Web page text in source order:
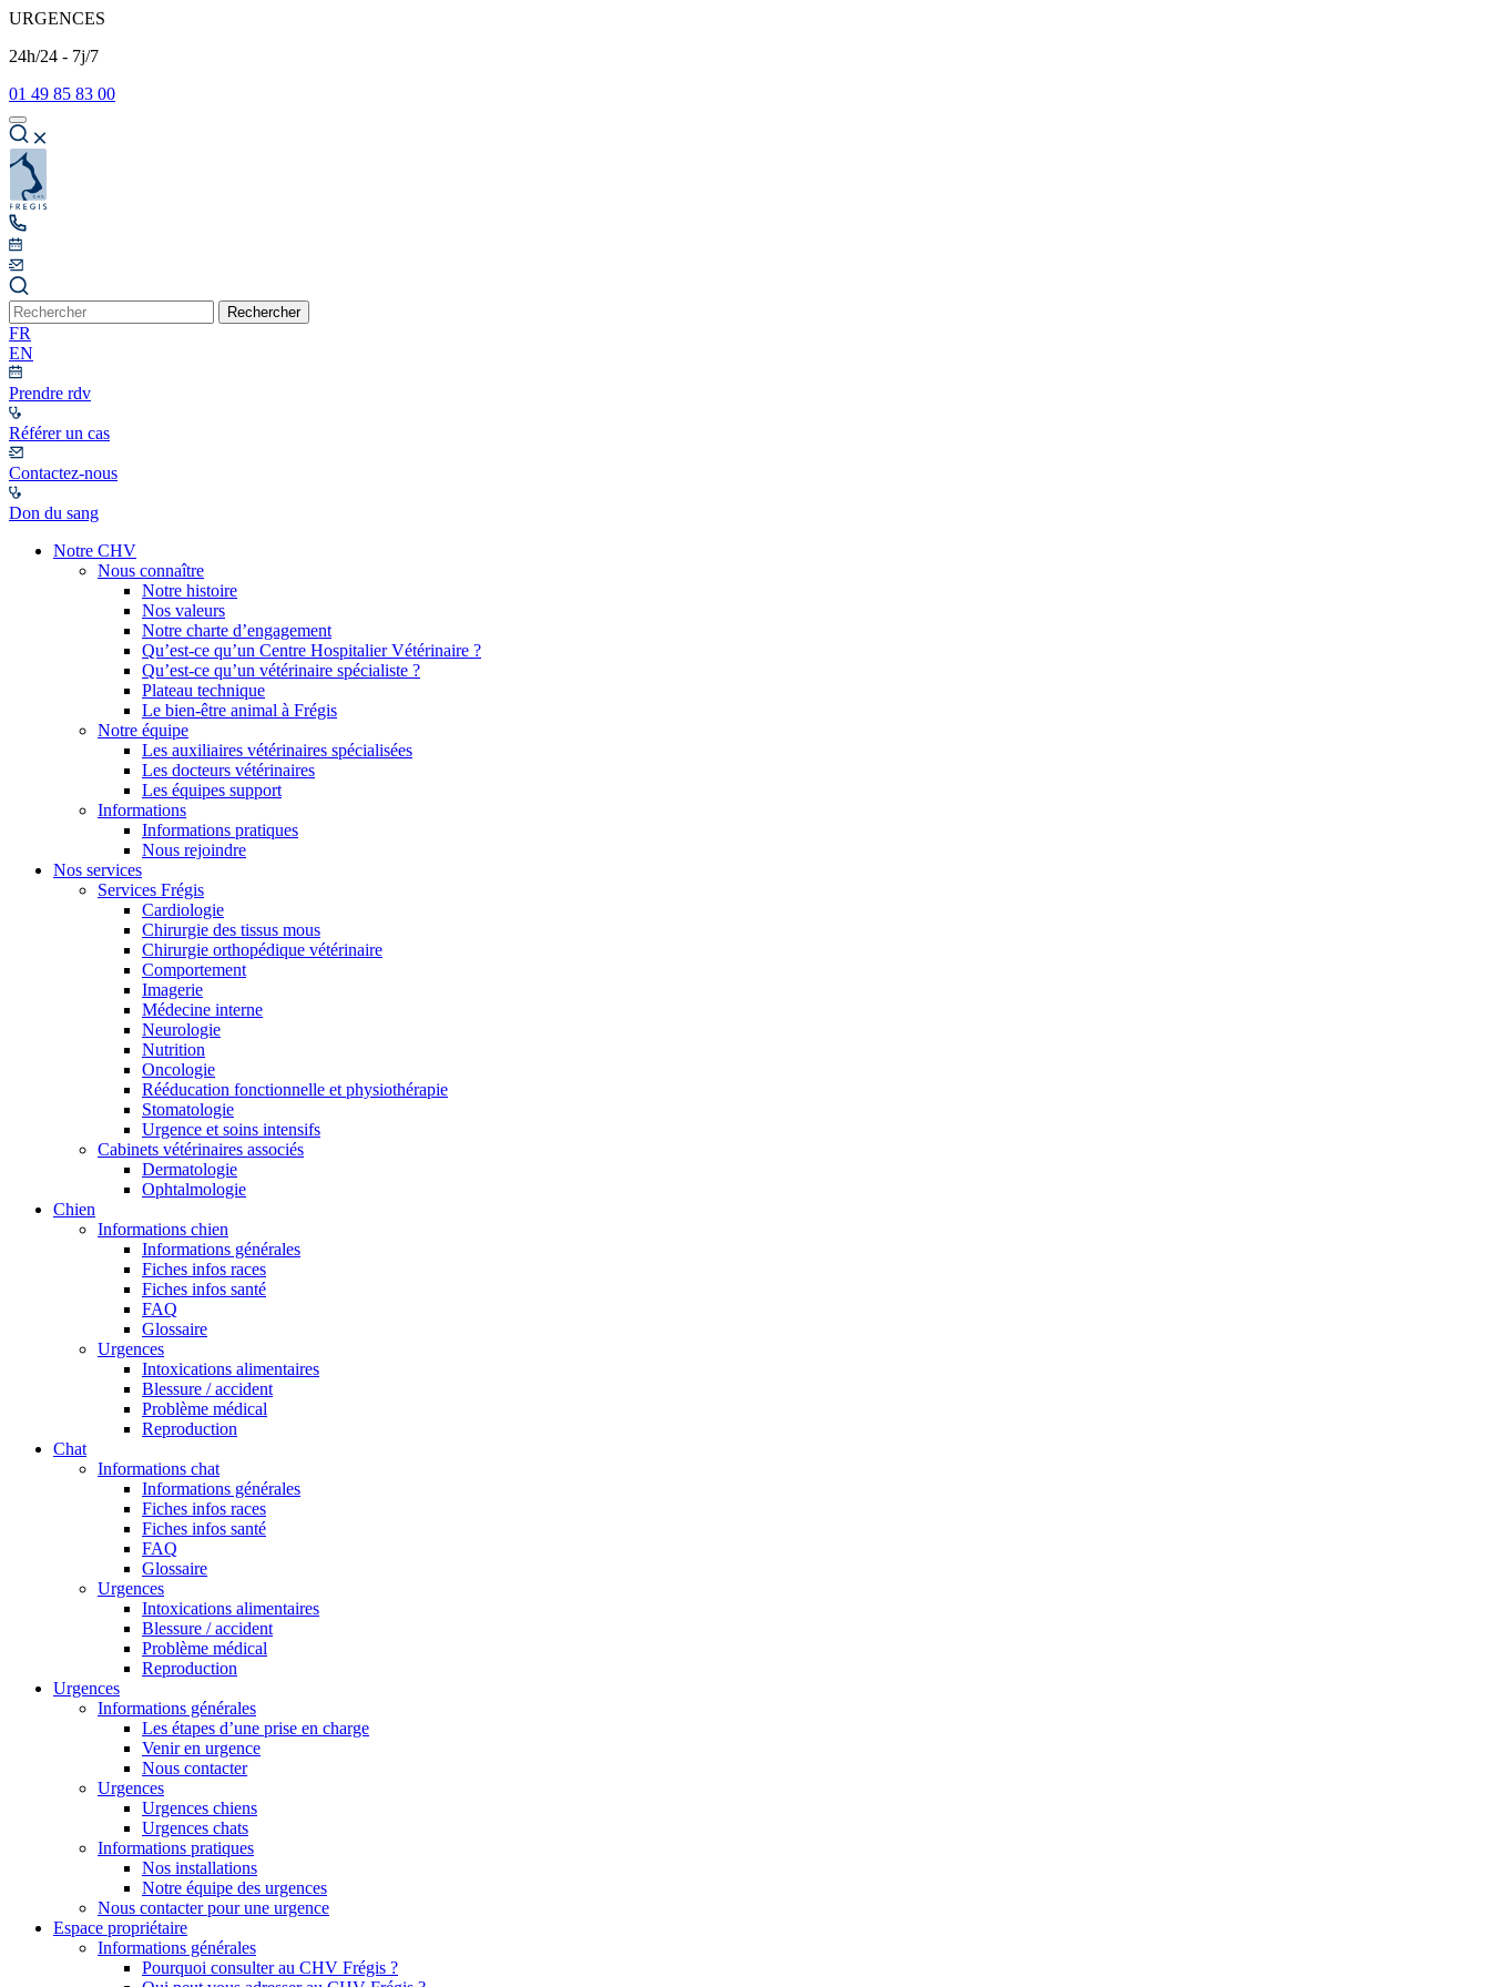
URGENCES
24h/24 - 7j/7
01 49 85 83 00
Rechercher
FR
EN
Prendre rdv
Référer un cas
Contactez-nous
Don du sang
Notre CHV
Nous connaître
Notre histoire
Nos valeurs
Notre charte d’engagement
Qu’est-ce qu’un Centre Hospitalier Vétérinaire ?
Qu’est-ce qu’un vétérinaire spécialiste ?
Plateau technique
Le bien-être animal à Frégis
Notre équipe
Les auxiliaires vétérinaires spécialisées
Les docteurs vétérinaires
Les équipes support
Informations
Informations pratiques
Nous rejoindre
Nos services
Services Frégis
Cardiologie
Chirurgie des tissus mous
Chirurgie orthopédique vétérinaire
Comportement
Imagerie
Médecine interne
Neurologie
Nutrition
Oncologie
Rééducation fonctionnelle et physiothérapie
Stomatologie
Urgence et soins intensifs
Cabinets vétérinaires associés
Dermatologie
Ophtalmologie
Chien
Informations chien
Informations générales
Fiches infos races
Fiches infos santé
FAQ
Glossaire
Urgences
Intoxications alimentaires
Blessure / accident
Problème médical
Reproduction
Chat
Informations chat
Informations générales
Fiches infos races
Fiches infos santé
FAQ
Glossaire
Urgences
Intoxications alimentaires
Blessure / accident
Problème médical
Reproduction
Urgences
Informations générales
Les étapes d’une prise en charge
Venir en urgence
Nous contacter
Urgences
Urgences chiens
Urgences chats
Informations pratiques
Nos installations
Notre équipe des urgences
Nous contacter pour une urgence
Espace propriétaire
Informations générales
Pourquoi consulter au CHV Frégis ?